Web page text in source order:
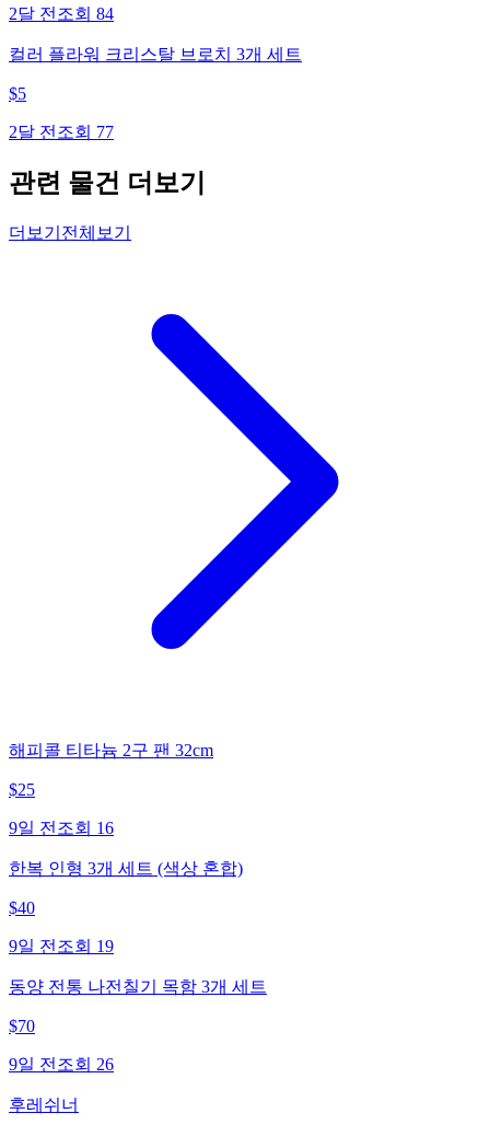
2달 전 조회 84
컬러 플라워 크리스탈 브로치 3개 세트
$5
2달 전 조회 77
관련 물건 더보기
더보기 전체보기
해피콜 티타늄 2구 팬 32cm
$25
9일 전 조회 16
한복 인형 3개 세트 (색상 혼합)
$40
9일 전 조회 19
동양 전통 나전칠기 목함 3개 세트
$70
9일 전 조회 26
후레쉬너